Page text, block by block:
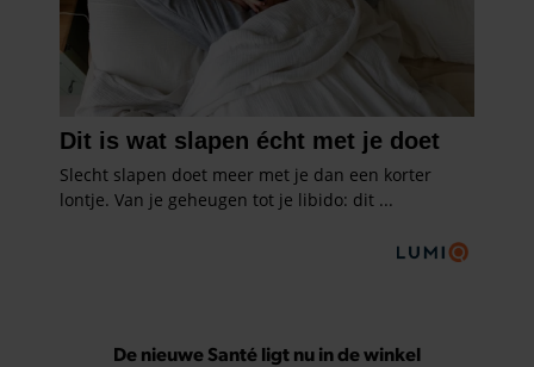
De nieuwe Santé ligt nu in de winkel